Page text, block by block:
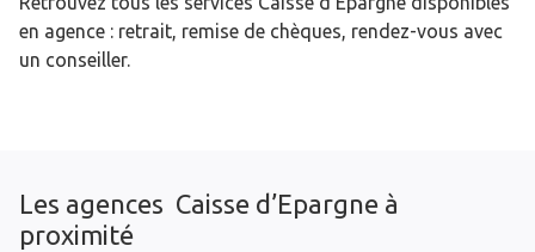
en agence : retrait, remise de chèques, rendez-vous avec
un conseiller.
Les agences Caisse d’Epargne à
proximité